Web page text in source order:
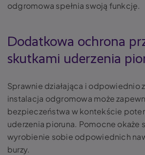
odgromowa spełnia swoją funkcję.
Dodatkowa ochrona
skutkami uderzenia
Sprawnie działająca i odpowiednio
instalacja odgromowa może
bezpieczeństwa w kontekście
uderzenia pioruna. Pomocne okaże
wyrobienie sobie odpowiednich
burzy.